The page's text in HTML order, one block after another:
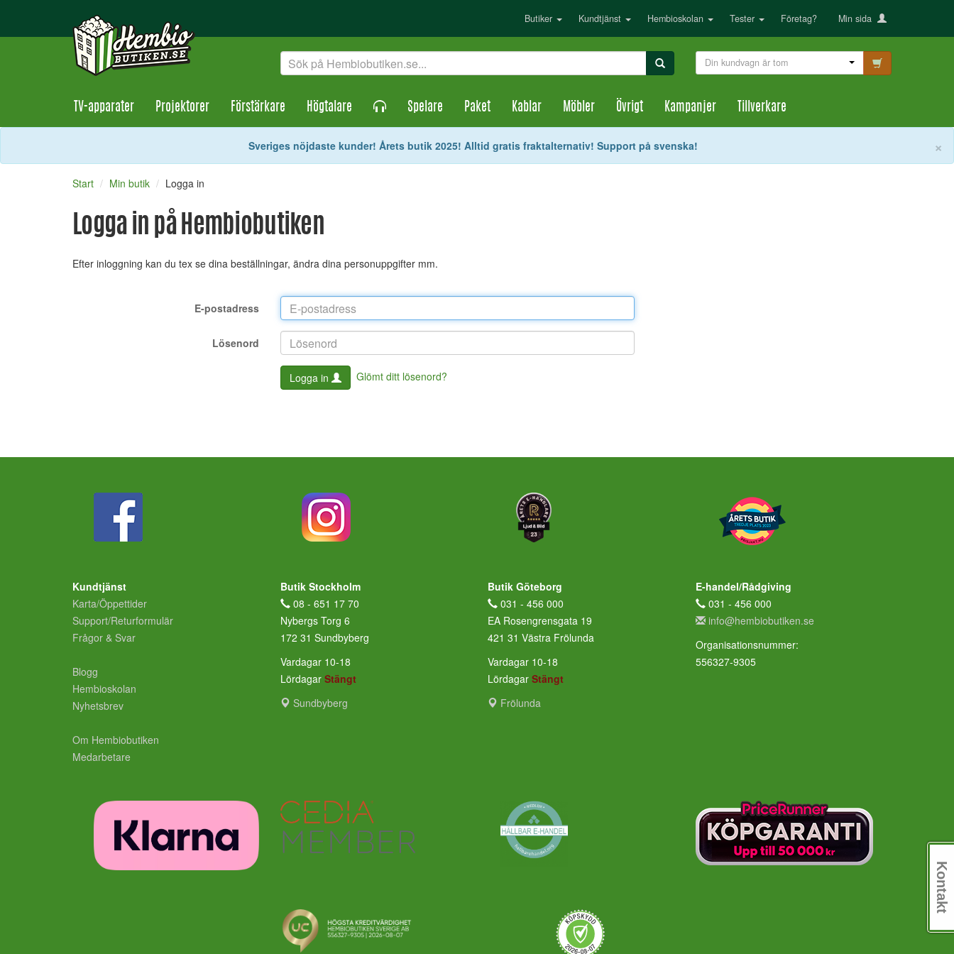
Butiker Kundtjänst Hembioskolan Tester Företag? Min sida
Din kundvagn är tom
TV-apparater Projektorer Förstärkare Högtalare Spelare Paket Kablar Möbler Övrigt Kampanjer Tillverkare
×
Sveriges nöjdaste kunder! Årets butik 2025! Alltid gratis fraktalternativ! Support på svenska!
Start Min butik Logga in
Logga in på Hembiobutiken
Efter inloggning kan du tex se dina beställningar, ändra dina personuppgifter mm.
E-postadress
Lösenord
Logga in Glömt ditt lösenord?
Kundtjänst
Karta/Öppettider
Support/Returformulär
Frågor & Svar
Blogg
Hembioskolan
Nyhetsbrev
Om Hembiobutiken
Medarbetare
Butik Stockholm
08 - 651 17 70
Nybergs Torg 6
172 31 Sundbyberg
Vardagar 10-18
Lördagar Stängt
Sundbyberg
Butik Göteborg
031 - 456 000
EA Rosengrensgata 19
421 31 Västra Frölunda
Vardagar 10-18
Lördagar Stängt
Frölunda
E-handel/Rådgiving
031 - 456 000
info@hembiobutiken.se
Organisationsnummer:
556327-9305
Kontakt